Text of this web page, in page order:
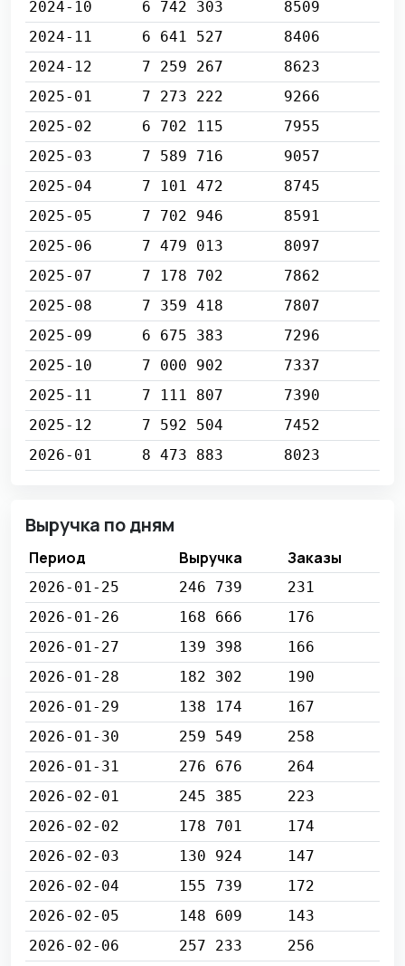
2024-10
6 742 303
8509
2024-11
6 641 527
8406
2024-12
7 259 267
8623
2025-01
7 273 222
9266
2025-02
6 702 115
7955
2025-03
7 589 716
9057
2025-04
7 101 472
8745
2025-05
7 702 946
8591
2025-06
7 479 013
8097
2025-07
7 178 702
7862
2025-08
7 359 418
7807
2025-09
6 675 383
7296
2025-10
7 000 902
7337
2025-11
7 111 807
7390
2025-12
7 592 504
7452
2026-01
8 473 883 8023
Выручка по дням
Период Выручка Заказы
2026-01-25 246 739
231
2026-01-26
168 666
176
2026-01-27
139 398
166
2026-01-28
182 302
190
2026-01-29
138 174
167
2026-01-30
259 549
258
2026-01-31
276 676
264
2026-02-01
245 385
223
2026-02-02
178 701
174
2026-02-03
130 924
147
2026-02-04
155 739
172
2026-02-05
148 609
143
2026-02-06
257 233
256